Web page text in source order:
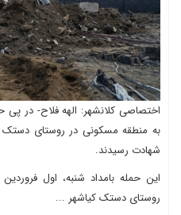
اختصاصی کلانشهر: الهه فلاح- در
شهادت رسیدند.
این حمله بامداد شنبه، اول
روستای دستک کیاشهر ...